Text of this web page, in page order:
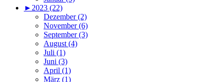
► 2023 (22)
Dezember (2)
November (6)
September (3)
August (4)
Juli (1)
Juni (3)
April (1)
März (1)